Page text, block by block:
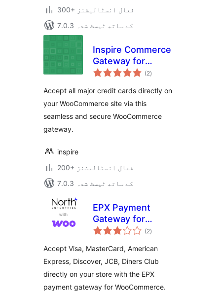
300+ فعال انسٹالیشنز
7.0.3 کے ساتھ ٹیسٹ شدہ
Inspire Commerce
Gateway for
WooCommerce
(2مجموعی
درجہ
)
Accept all major credit cards directly on
your WooCommerce site via this
seamless and secure WooCommerce
gateway.
inspire
200+ فعال انسٹالیشنز
7.0.3 کے ساتھ ٹیسٹ شدہ
EPX Payment
Gateway for
WooCommerce
(2مجموعی
درجہ
)
Accept Visa, MasterCard, American
Express, Discover, JCB, Diners Club
directly on your store with the EPX
payment gateway for WooCommerce.